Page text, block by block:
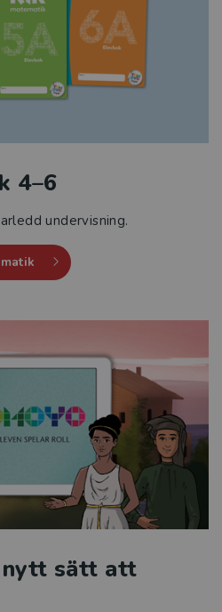
4–6
undervisning.
nytt sätt att